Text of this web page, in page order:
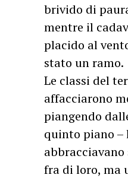
brivido di
mentre il
placido al
stato un ramo.
Le classi del
affacciarono
piangendo
quinto piano –
fra di loro, ma